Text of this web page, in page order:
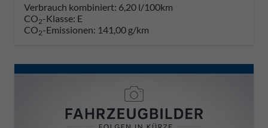
Verbrauch kombiniert: 6,20 l/100km
CO2-Klasse: E
CO2-Emissionen: 141,00 g/km